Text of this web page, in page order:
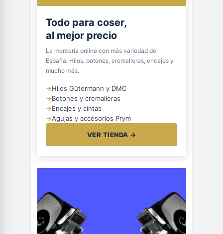
Todo para coser,
al mejor precio
La mercería online con más variedad de
España. Hilos, botones, cremalleras, encajes y
mucho más.
→Hilos Gütermann y DMC
→Botones y cremalleras
→Encajes y cintas
→Agujas y accesorios Prym
VER TIENDA →